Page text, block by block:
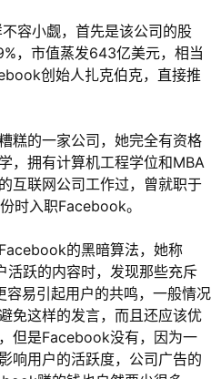
容小觑，首先是该公司的股
，市值蒸发643亿美元，相当
创始人扎克伯克，直接推
糕的一家公司，她完全有资格
，拥有计算机工程学位和MBA
互联网公司工作过，曾就职于
时入职Facebook。
的黑暗算法，她称
跃的内容时，发现那些充斥
易引起用户的共鸣，一般情况
免这样的发言，而且还应该优
但是Facebook没有，因为一
响用户的活跃度，公司广告的